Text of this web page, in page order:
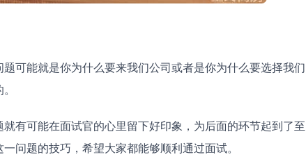
可能就是你为什么要来我们公司或者是你为什么要选择我们
有可能在面试官的心里留下好印象，为后面的环节起到了至
问题的技巧，希望大家都能够顺利通过面试。